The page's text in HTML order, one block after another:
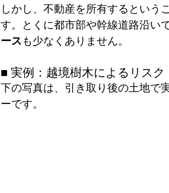
しかし、不動産を所有するという
す。とくに都市部や幹線道路沿い
ースも少なくありません。
■ 実例：越境樹木によるリスク
下の写真は、引き取り後の土地で
ーです。